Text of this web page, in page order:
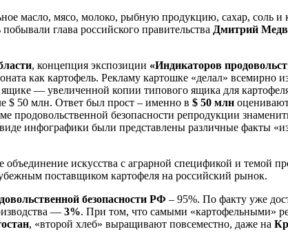
масло, мясо, молоко, рыбную продукцию, сахар, соль и
глава российского правительства Дмитрий
, концепция экспозиции «Индикаторов
как картофель. Рекламу картошке «делал» всемирно
— увеличенной копии типового ящика для
$ 50 млн. Ответ был прост – именно в $ 50 млн
безопасности репродукции
инфографики были представлены различные факты
искусства с аграрной спецификой и темой
поставщиком картофеля на российский рынок.
безопасности РФ – 95%. По факту уже
— 3%. При том, что самыми «картофельными»
, «второй хлеб» выращивают повсеместно, даже на